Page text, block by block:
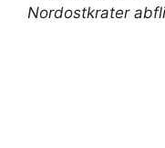
Nordostkrater